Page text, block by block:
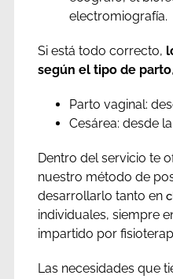
electromiografía.
Si está todo correcto,
según el tipo de parto
Parto vaginal:
Cesárea: desde
Dentro del servicio te
nuestro método de
desarrollarlo tanto en
individuales, siempre
impartido por
Las necesidades que